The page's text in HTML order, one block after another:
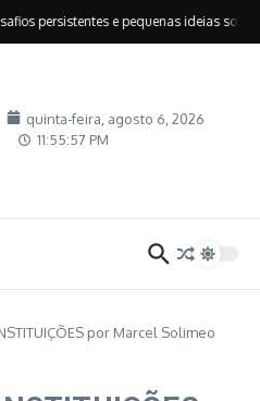
persistentes e pequenas ideias sobre
quinta-feira, agosto 6, 2026
11:55:57 PM
por Marcel Solimeo